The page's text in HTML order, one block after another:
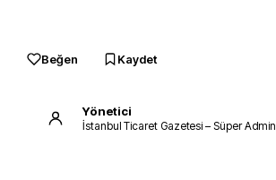
Beğen Kaydet
Yönetici
İstanbul Ticaret Gazetesi – Süper Admin